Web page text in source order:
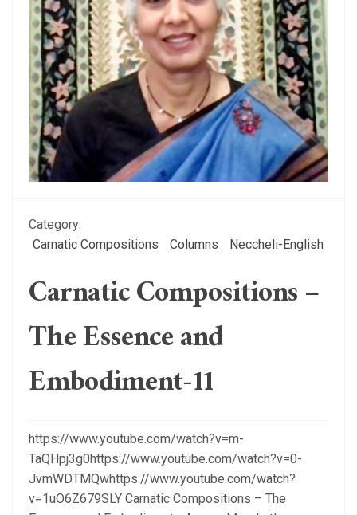
Category:
Carnatic Compositions
Columns Neccheli-English
Carnatic Compositions –
The Essence and
Embodiment-11
https://www.youtube.com/watch?v=m-
TaQHpj3g0https://www.youtube.com/watch?v=0-
JvmWDTMQwhttps://www.youtube.com/watch?
v=1uO6Z679SLY Carnatic Compositions – The